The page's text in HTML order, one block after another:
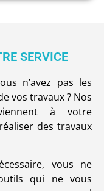
SERVICE​
n’avez pas les
vos travaux ? Nos
à votre
des travaux
vous ne
qui ne vous